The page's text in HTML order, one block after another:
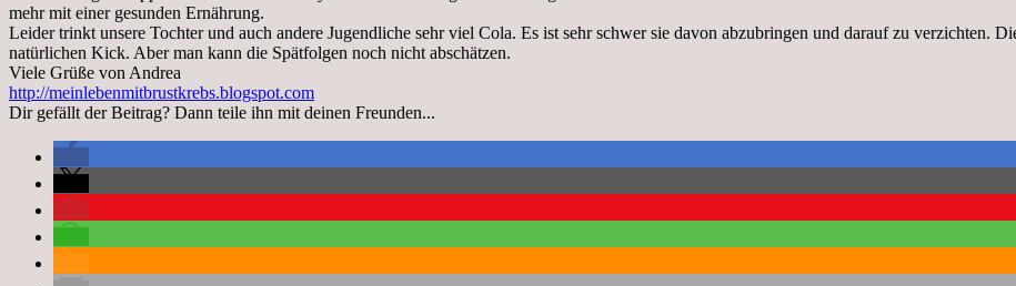
mehr mit einer gesunden Ernährung.
Leider trinkt unsere Tochter und auch andere Jugendliche sehr viel Cola. Es ist sehr schwer sie davon abzubringen und darauf zu verzichten.
natürlichen Kick. Aber man kann die Spätfolgen noch nicht abschätzen.
Viele Grüße von Andrea
http://meinlebenmitbrustkrebs.blogspot.com
Dir gefällt der Beitrag? Dann teile ihn mit deinen Freunden...